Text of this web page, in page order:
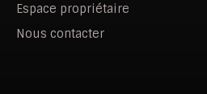
Espace propriétaire
Nous contacter